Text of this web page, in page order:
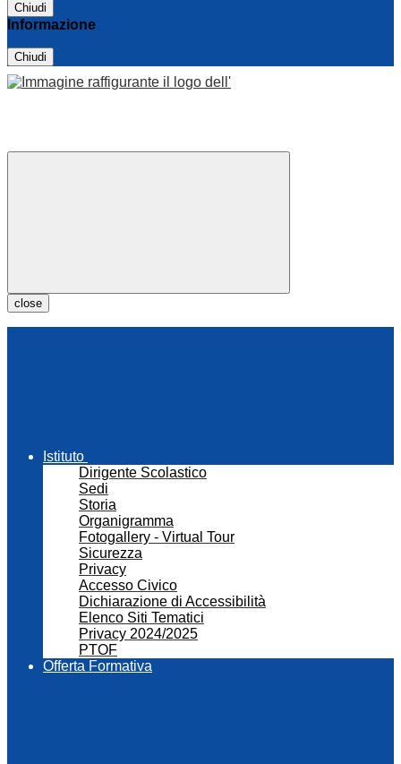
Chiudi
Informazione
Chiudi
close
Istituto
Dirigente Scolastico
Sedi
Storia
Organigramma
Fotogallery - Virtual Tour
Sicurezza
Privacy
Accesso Civico
Dichiarazione di Accessibilità
Elenco Siti Tematici
Privacy 2024/2025
PTOF
Offerta Formativa